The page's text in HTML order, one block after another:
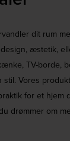
dit rum
æstetik,
TV-borde,
stil. Vores
for et hjem
drømmer om